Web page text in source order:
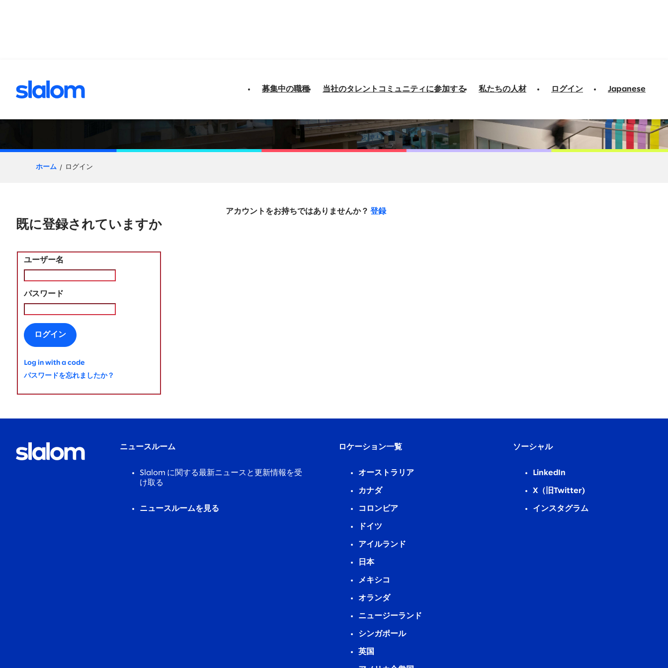
募集中の職種 当社のタレントコミュニティに参加する 私たちの人材 ログイン Japanese
応募プロセス
ホーム ログイン
既に登録されていますか
ユーザー名
パスワード
ログイン
Log in with a code
パスワードを忘れましたか？
アカウントをお持ちではありませんか？ 登録
ニュースルーム
Slalom に関する最新ニュースと更新情報を受
け取る
ニュースルームを見る
ロケーション一覧
オーストラリア
カナダ
コロンビア
ドイツ
アイルランド
日本
メキシコ
オランダ
ニュージーランド
シンガポール
英国
ソーシャル
LinkedIn
X（旧Twitter)
インスタグラム